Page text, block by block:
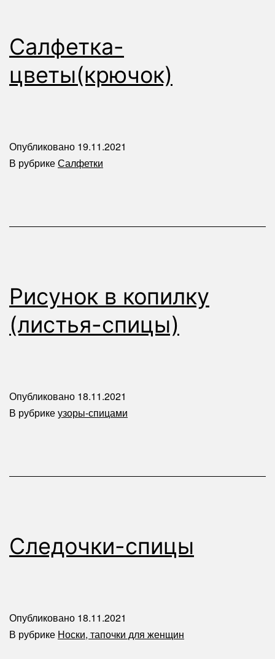
Салфетка-
цветы(крючок)
Опубликовано 19.11.2021
В рубрикеСалфетки
Рисунок в копилку
(листья-спицы)
Опубликовано 18.11.2021
В рубрикеузоры-спицами
Следочки-спицы
Опубликовано 18.11.2021
В рубрике Носки, тапочки для женщин